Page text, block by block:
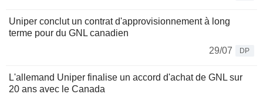
Uniper conclut un contrat d'approvisionnement à long
terme pour du GNL canadien
29/07
DP
L'allemand Uniper finalise un accord d'achat de GNL sur
20 ans avec le Canada